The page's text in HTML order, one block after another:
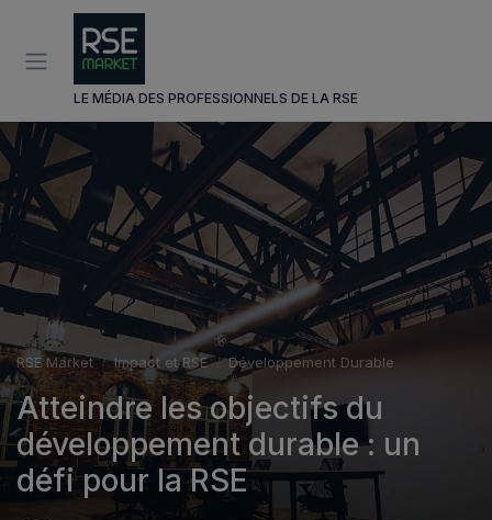
LE MÉDIA DES PROFESSIONNELS DE LA RSE
RSE Market Impact et RSE Développement Durable
Atteindre les objectifs du
développement durable : un
défi pour la RSE
Panneau de gestion des cookies